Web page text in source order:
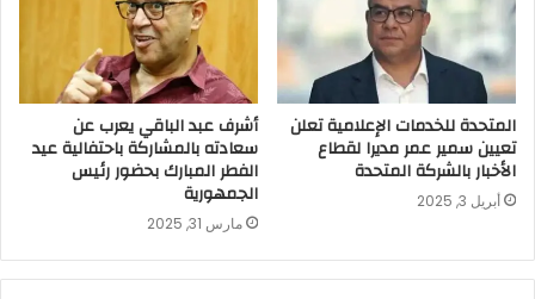
المتحدة للخدمات الإعلامية تعلن
تعيين سمير عمر مديرا لقطاع
الأخبار بالشركة المتحدة
أبريل 3, 2025
أشرف عبد الباقي يعرب عن
سعادته بالمشاركة باحتفالية عيد
الفطر المبارك بحضور رئيس
الجمهورية
مارس 31, 2025